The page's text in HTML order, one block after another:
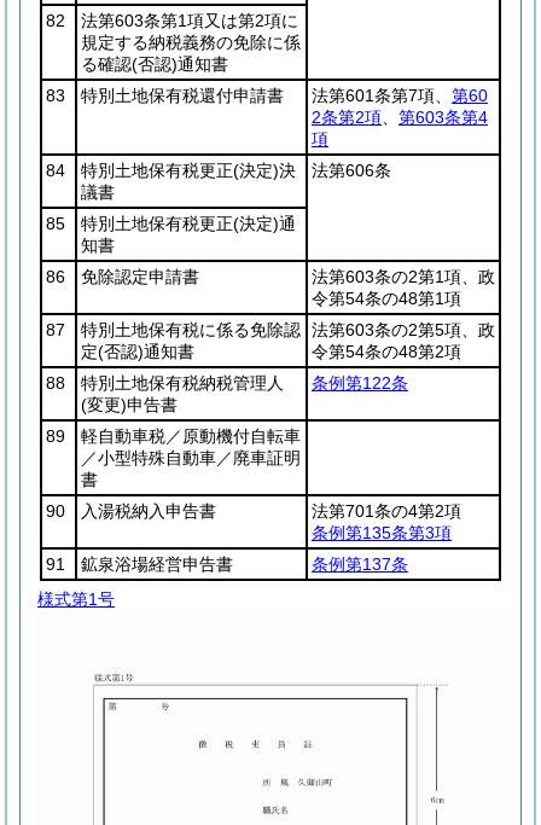
82
法第603条第1項又は第2項に
規定する納税義務の免除に係
る確認(否認)通知書
83
特別土地保有税還付申請書 法第601条第7項、 第60
2条第2項
第603条第4
項
84
特別土地保有税更正(決定)決
議書
法第606条
85 特別土地保有税更正(決定)通
知書
86
免除認定申請書
法第603条の2第1項、政
令第54条の48第1項
87
特別土地保有税に係る免除認
定(否認)通知書
法第603条の2第5項、政
令第54条の48第2項
88
特別土地保有税納税管理人
(変更)申告書
条例第122条
89
軽自動車税／原動機付自転車
／小型特殊自動車／廃車証明
書
90
入湯税納入申告書
法第701条の4第2項
条例第135条第3項
91
鉱泉浴場経営申告書
条例第137条
様式第1号